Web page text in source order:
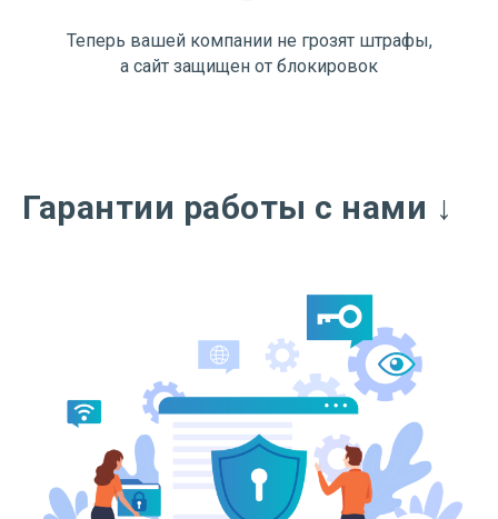
Теперь вашей компании не грозят штрафы,
а сайт защищен от блокировок
Гарантии работы с нами ↓